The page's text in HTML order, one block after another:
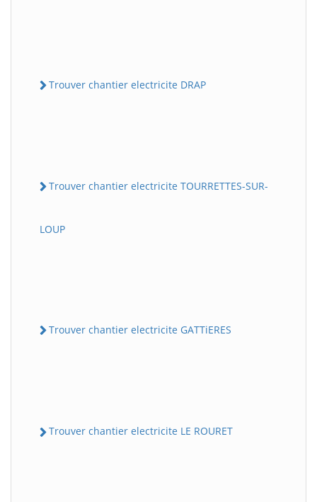
Trouver chantier electricite DRAP
Trouver chantier electricite TOURRETTES-SUR-
LOUP
Trouver chantier electricite GATTiERES
Trouver chantier electricite LE ROURET